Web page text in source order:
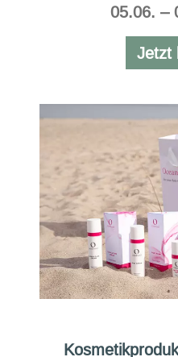
05.06. –
Jetzt